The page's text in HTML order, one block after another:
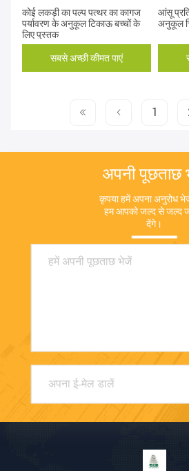
कोई लकड़ी का पल्प पत्थर का कागज
पर्यावरण के अनुकूल टिकाऊ बच्चों के
लिए पुस्तक
सबसे अच्छी कीमत पाएं
आंसू
अनुकूल
1
अपनी
कृपया हमें अपना अनुरोध
हम आपको जल्द से जल्द
देंगे।